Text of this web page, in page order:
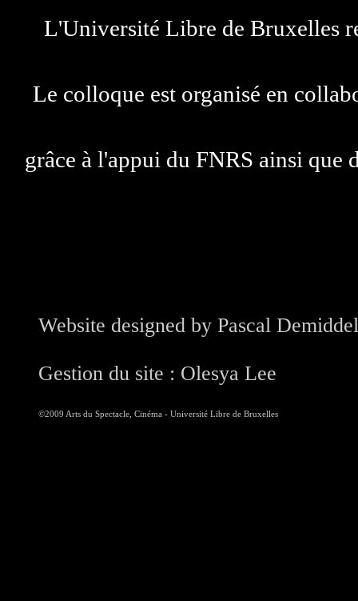
L'Université Libre de Bruxelles
Le colloque est organisé en
grâce à l'appui du FNRS ainsi que
Website designed by Pascal
Gestion du site : Olesya Lee
©2009 Arts du Spectacle, Cinéma - Université Libre de Bruxelles